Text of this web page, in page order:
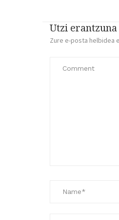
Utzi erantzuna
Zure e-posta helbidea